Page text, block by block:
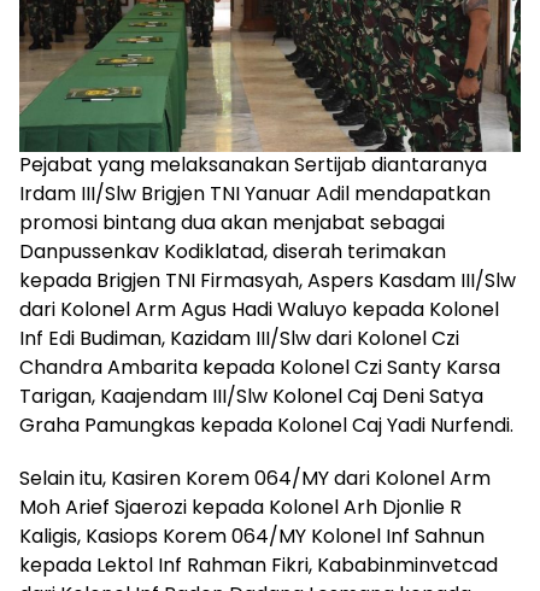
Pejabat yang melaksanakan Sertijab diantaranya
Irdam III/Slw Brigjen TNI Yanuar Adil mendapatkan
promosi bintang dua akan menjabat sebagai
Danpussenkav Kodiklatad, diserah terimakan
kepada Brigjen TNI Firmasyah, Aspers Kasdam III/Slw
dari Kolonel Arm Agus Hadi Waluyo kepada Kolonel
Inf Edi Budiman, Kazidam III/Slw dari Kolonel Czi
Chandra Ambarita kepada Kolonel Czi Santy Karsa
Tarigan, Kaajendam III/Slw Kolonel Caj Deni Satya
Graha Pamungkas kepada Kolonel Caj Yadi Nurfendi.
Selain itu, Kasiren Korem 064/MY dari Kolonel Arm
Moh Arief Sjaerozi kepada Kolonel Arh Djonlie R
Kaligis, Kasiops Korem 064/MY Kolonel Inf Sahnun
kepada Lektol Inf Rahman Fikri, Kababinminvetcad